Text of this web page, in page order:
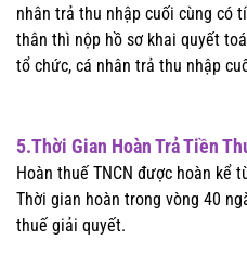
nhân trả thu nhập cuối cùng có
thân thì nộp hồ sơ khai quyết
tổ chức, cá nhân trả thu nhập
5.Thời Gian Hoàn Trả Tiền
Hoàn thuế TNCN được hoàn kể
Thời gian hoàn trong vòng 40
thuế giải quyết.